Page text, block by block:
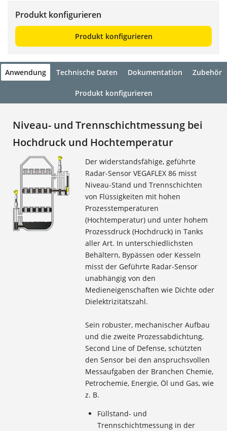
Produkt konfigurieren
Produkt konfigurieren
Anwendung Technische Daten Dokumentation Zubehör
Produkt konfigurieren
Niveau- und Trennschichtmessung bei
Hochdruck und Hochtemperatur
Der widerstandsfähige, geführte
Radar-Sensor VEGAFLEX 86 misst
Niveau-Stand und Trennschichten
von Flüssigkeiten mit hohen
Prozesstemperaturen
(Hochtemperatur) und unter hohem
Prozessdruck (Hochdruck) in Tanks
aller Art. In unterschiedlichsten
Behältern, Bypässen oder Kesseln
misst der Geführte Radar-Sensor
unabhängig von den
Medieneigenschaften wie Dichte oder
Dielektrizitätszahl.
Sein robuster, mechanischer Aufbau
und die zweite Prozessabdichtung,
Second Line of Defense, schützten
den Sensor bei den anspruchsvollen
Messaufgaben der Branchen Chemie,
Petrochemie, Energie, Öl und Gas, wie
z. B.
Füllstand- und
Trennschichtmessung in der